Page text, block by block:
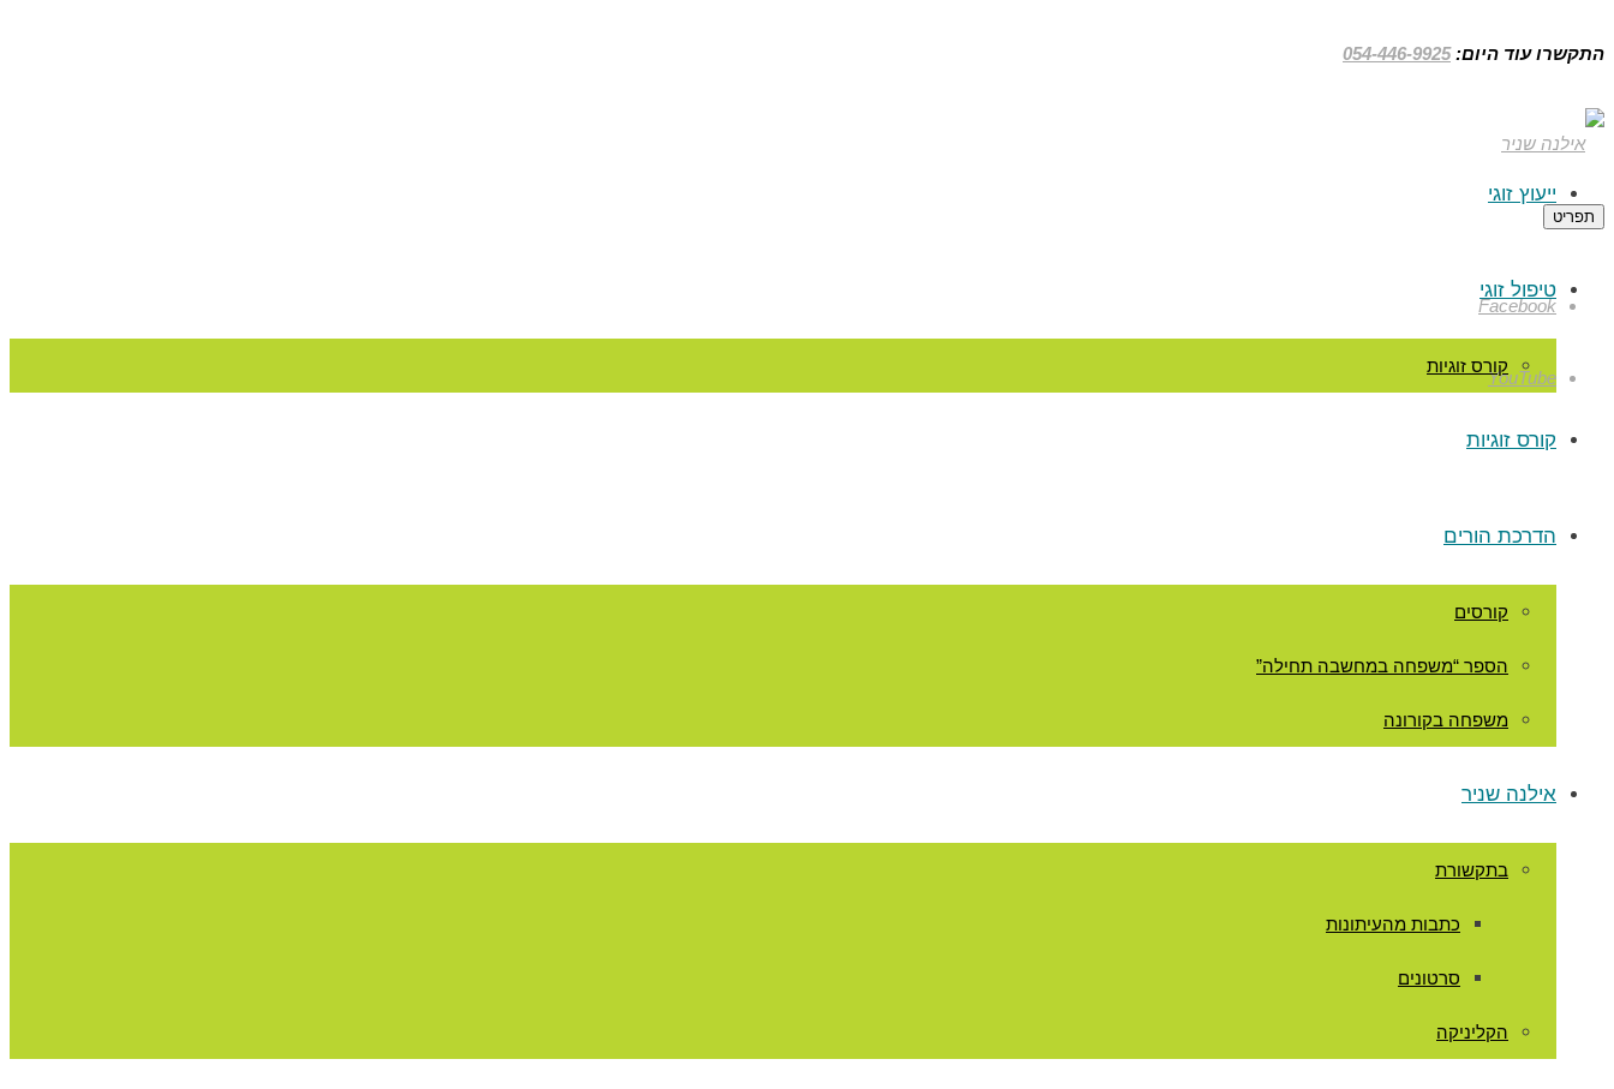
התקשרו עוד היום:054-446-9925
תפריט
Facebook
YouTube
ייעוץ זוגי
טיפול זוגי
קורס זוגיות
קורס זוגיות
הדרכת הורים
קורסים
הספר “משפחה במחשבה תחילה”
משפחה בקורונה
אילנה שניר
בתקשורת
כתבות מהעיתונות
סרטונים
הקליניקה